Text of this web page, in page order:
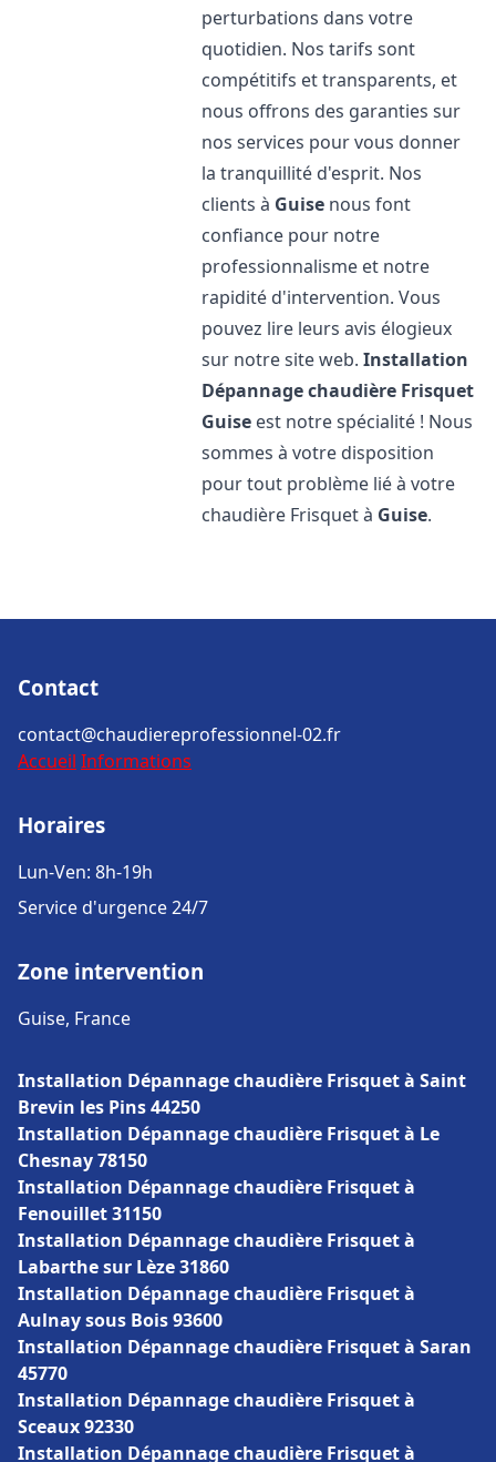
perturbations dans votre
quotidien. Nos tarifs sont
compétitifs et transparents, et
nous offrons des garanties sur
nos services pour vous donner
la tranquillité d'esprit. Nos
clients à Guise nous font
confiance pour notre
professionnalisme et notre
rapidité d'intervention. Vous
pouvez lire leurs avis élogieux
sur notre site web.Installation
Dépannage chaudière Frisquet
Guise est notre spécialité ! Nous
sommes à votre disposition
pour tout problème lié à votre
chaudière Frisquet à Guise.
Contact
contact@chaudiereprofessionnel-02.fr
Accueil Informations
Horaires
Lun-Ven: 8h-19h
Service d'urgence 24/7
Zone intervention
Guise, France
Installation Dépannage chaudière Frisquet à Saint
Brevin les Pins 44250
Installation Dépannage chaudière Frisquet à Le
Chesnay 78150
Installation Dépannage chaudière Frisquet à
Fenouillet 31150
Installation Dépannage chaudière Frisquet à
Labarthe sur Lèze 31860
Installation Dépannage chaudière Frisquet à
Aulnay sous Bois 93600
Installation Dépannage chaudière Frisquet à Saran
45770
Installation Dépannage chaudière Frisquet à
Sceaux 92330
Installation Dépannage chaudière Frisquet à